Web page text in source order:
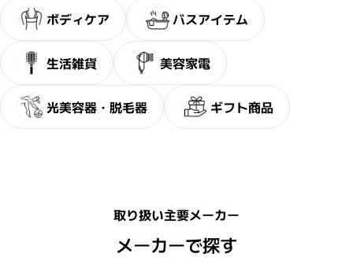
ボディケア バスアイテム
生活雑貨 美容家電
光美容器・脱毛器 ギフト商品
取り扱い主要メーカー
メーカーで探す